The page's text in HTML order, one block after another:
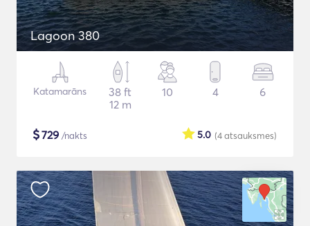
Lagoon 380
Katamarāns
38 ft
12 m
10 4 6
$729 /nakts (4atsauksmes)
5.0